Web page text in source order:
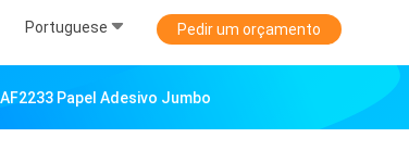
Portuguese Pedir um orçamento
Papel Adesivo Jumbo